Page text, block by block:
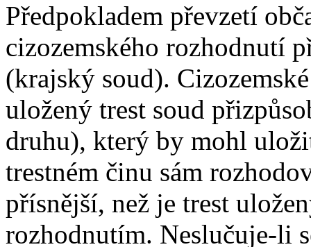
Předpokladem převzetí
cizozemského rozhodnutí
(krajský soud).
uložený trest soud
druhu), který by mohl
trestném činu sám
přísnější, než je trest
rozhodnutím. Neslučuje-li